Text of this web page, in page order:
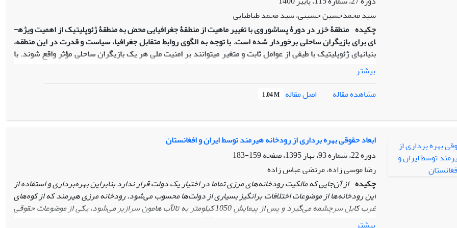
می‌شوند
سید محمدحسین حسینی، سید محمد طباطبایی
چکیده منطقۀ خزر در دورۀ پساشوروی با تغییر ماهیت از منطقۀ جغرافیایی محض به منطقۀ ژئوپلیتیک از اهمیت ویژه­
ای برای بازیگران ساحلی برخوردار شده است. با توجه به الگوی روابط متقابل جغرافیا، سیاست و قدرت در این منطقه،
بنیان­های ژئوپلیتیک با طیفی از عوامل ثابت و متغیر می­توانند بر امنیت ملی هر یک بازیگران ساحلی مؤثر واقع شوند. با
توجه به اینکه چنین بنیان­های ژئوپلیتیک، احتمال مواجهۀ بازیگران ساحلی با فرصت­ها و چالش­های این منطقه را افزایش
می‌دهد، پرسش اصلی پژوهش این است که بنیان­های ژئوپلیتیک مؤثر بر امنیت ملی جمهوری اسلامی ایران در منطقۀ خزر
چه فرصت­ها و چالش­هایی برای این بازیگر در منطقۀ خزر به همراه دارد؟ فرضیۀ پژوهش این است که بنیان­های ژئوپلیتیک
مؤثر بر امنیت ملی جمهوری اسلامی ایران، فرصت هم
بیشتر
مشاهده مقاله
اصل مقاله 1.04 M
ابعاد حقوقی بهره برداری از رودخانه هیرمند توسط ایران و افغانستان
دوره 22، شماره 93، بهار 1395، صفحه
159-183
رضا موسی زاده، مرتضی عباس زاده
چکیده از آن‌جایی که مالکیت رودخانه‌های مرزی تماما در اختیار یک دولت قرار ندارد بنابراین بهره‌برداری و استفاده از
این‌ رودخانه‌ها از موضوعات اختلافات‌ برانگیز بسیاری از دولت‌ها محسوب می‌شود. رودخانه مرزی هیرمند که از کوه‌های
غرب کابل سرچشمه می‌گیرد و پس از پیمایش 1050 کیلومتر به تالآب ‌هامون سرازیر می‌شود، یکی از موضوعات حقوقی
بین ایران و افغانستان از زمان امضای عهدنامه پاریس 1857 تا کنون بوده است.